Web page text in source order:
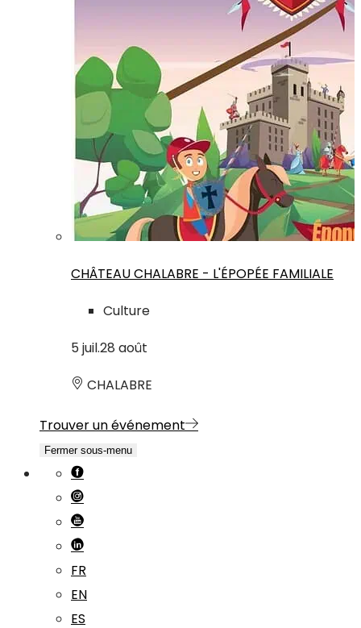
CHÂTEAU CHALABRE - L'ÉPOPÉE FAMILIALE
Culture
5 juil.28 août
CHALABRE
Trouver un événement
Fermer sous-menu
FR
EN
ES